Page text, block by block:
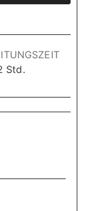
S
u
n
Std.